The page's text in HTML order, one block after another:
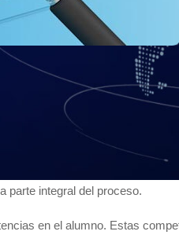
todo tipo
cambios,
parte integral del proceso.
en el alumno. Estas